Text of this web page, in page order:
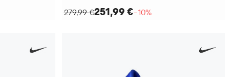
279,99 €251,99 €−10%